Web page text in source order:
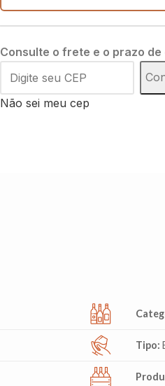
Consulte o frete e o prazo de
Não sei meu cep
Tipo: